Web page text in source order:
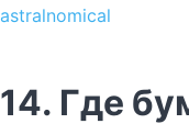
astralnomical
14. Где